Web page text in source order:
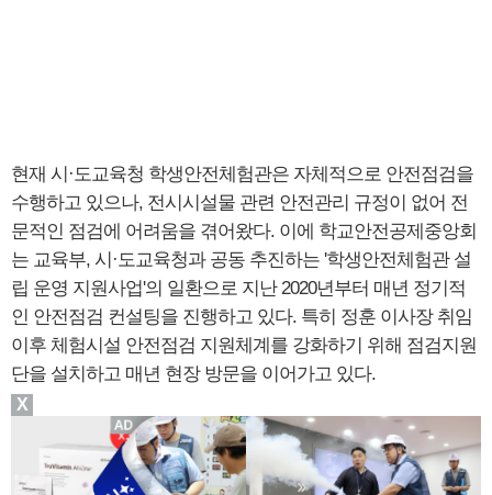
현재 시·도교육청 학생안전체험관은 자체적으로 안전점검을
수행하고 있으나, 전시시설물 관련 안전관리 규정이 없어 전
문적인 점검에 어려움을 겪어왔다. 이에 학교안전공제중앙회
는 교육부, 시·도교육청과 공동 추진하는 '학생안전체험관 설
립 운영 지원사업'의 일환으로 지난 2020년부터 매년 정기적
인 안전점검 컨설팅을 진행하고 있다. 특히 정훈 이사장 취임
이후 체험시설 안전점검 지원체계를 강화하기 위해 점검지원
단을 설치하고 매년 현장 방문을 이어가고 있다.
X